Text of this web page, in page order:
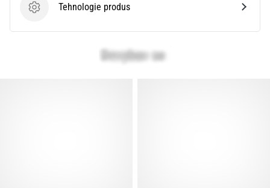
Tehnologie produs
Tehnologie produs